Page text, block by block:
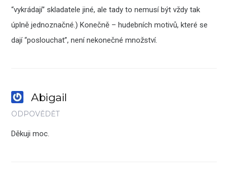
“vykrádají” skladatele jiné, ale tady to nemusí být vždy tak
úplně jednoznačné.) Konečně – hudebních motivů, které se
dají “poslouchat”, není nekonečné množství.
Abigail
ODPOVĚDĚT
Děkuji moc.